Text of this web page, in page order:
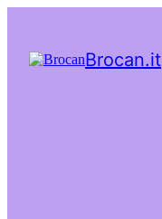
Brocan.it